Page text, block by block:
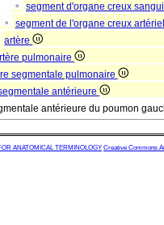
segment d'organe creux
segment de l'organe creux
artère
pulmonaire
segmentale pulmonaire
antérieure
antérieure du poumon
ANATOMICAL TERMINOLOGY Creative Commons